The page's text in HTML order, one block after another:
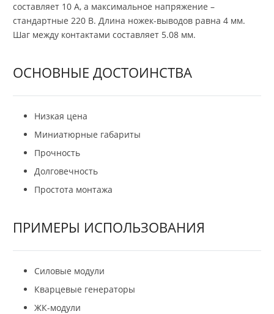
составляет 10 А, а максимальное напряжение –
стандартные 220 В. Длина ножек-выводов равна 4 мм.
Шаг между контактами составляет 5.08 мм.
ОСНОВНЫЕ ДОСТОИНСТВА
Низкая цена
Миниатюрные габариты
Прочность
Долговечность
Простота монтажа
ПРИМЕРЫ ИСПОЛЬЗОВАНИЯ
Силовые модули
Кварцевые генераторы
ЖК-модули